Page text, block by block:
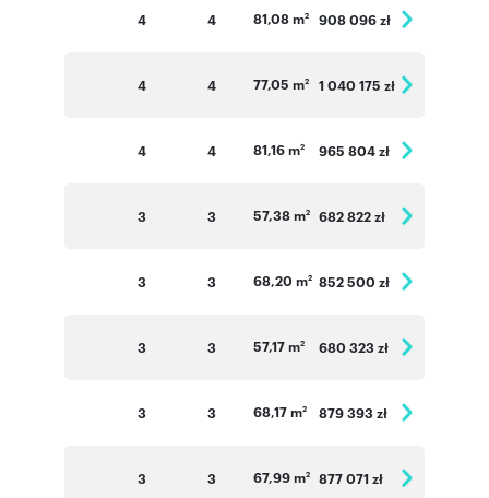
4 4 81,08 m2 908 096 zł
4 4 77,05 m2 1 040 175 zł
4 4 81,16 m2 965 804 zł
3 3 57,38 m2 682 822 zł
3 3 68,20 m2 852 500 zł
3 3 57,17 m2 680 323 zł
3 3 68,17 m2 879 393 zł
3 3 67,99 m2 877 071 zł